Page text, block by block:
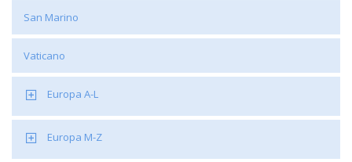
San Marino
Vaticano
Europa A-L
Europa M-Z